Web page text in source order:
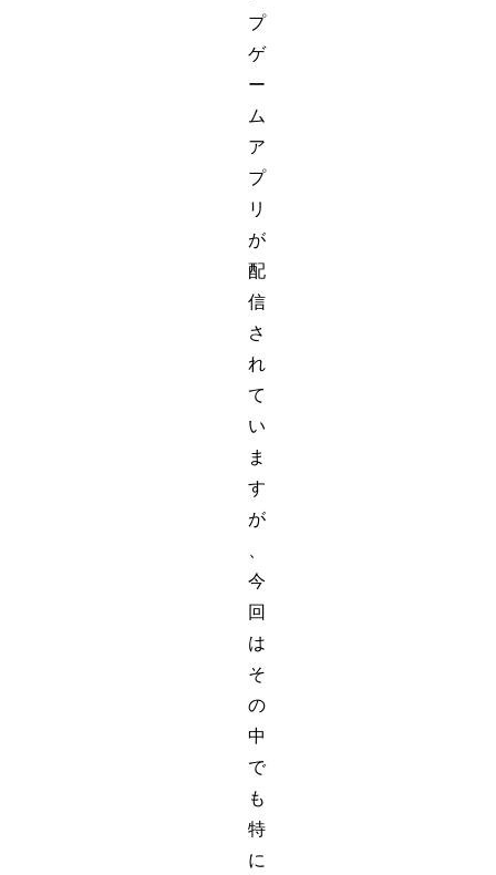
プ
ゲ
ー
ム
ア
プ
リ
が
配
信
さ
れ
て
い
ま
す
が
今
回
は
そ
の
中
で
も
特
に